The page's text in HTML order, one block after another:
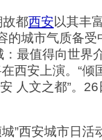
故都西安以其丰
的城市气质备受
最值得向世界
西安上演。“倾
人文之都”。
”西安城市日活